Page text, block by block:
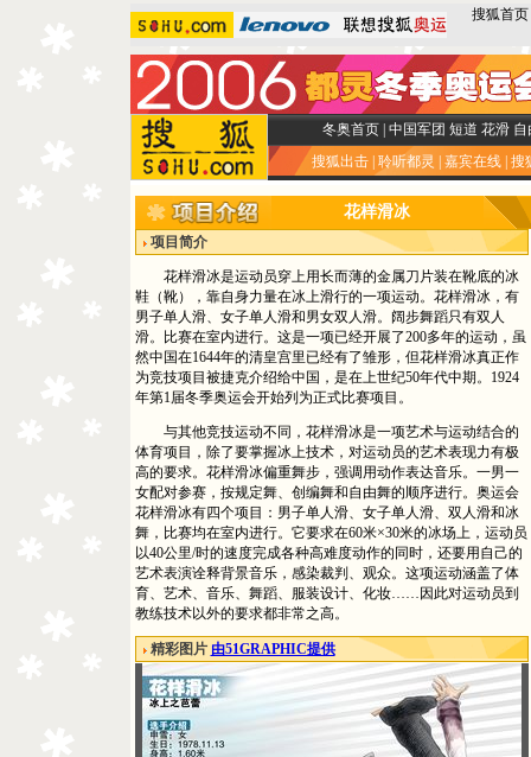
搜狐首页
冬奥首页| 中国军团 短道 花滑 自
搜狐出击 聆听都灵 嘉宾在线 搜
花样滑冰
项目简介
花样滑冰是运动员穿上用长而薄的金属刀片装在靴底的冰
鞋（靴），靠自身力量在冰上滑行的一项运动。花样滑冰，有
男子单人滑、女子单人滑和男女双人滑。阔步舞蹈只有双人
滑。比赛在室内进行。这是一项已经开展了200多年的运动，虽
然中国在1644年的清皇宫里已经有了雏形，但花样滑冰真正作
为竞技项目被捷克介绍给中国，是在上世纪50年代中期。1924
年第1届冬季奥运会开始列为正式比赛项目。
与其他竞技运动不同，花样滑冰是一项艺术与运动结合的
体育项目，除了要掌握冰上技术，对运动员的艺术表现力有极
高的要求。花样滑冰偏重舞步，强调用动作表达音乐。一男一
女配对参赛，按规定舞、创编舞和自由舞的顺序进行。奥运会
花样滑冰有四个项目：男子单人滑、女子单人滑、双人滑和冰
舞，比赛均在室内进行。它要求在60米×30米的冰场上，运动员
以40公里/时的速度完成各种高难度动作的同时，还要用自己的
艺术表演诠释背景音乐，感染裁判、观众。这项运动涵盖了体
育、艺术、音乐、舞蹈、服装设计、化妆……因此对运动员到
教练技术以外的要求都非常之高。
精彩图片 由51GRAPHIC提供